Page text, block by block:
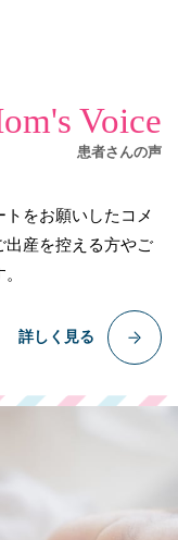
Voice
患者さんの声
をお願いしたコメ
出産を控える方やご
詳しく見る